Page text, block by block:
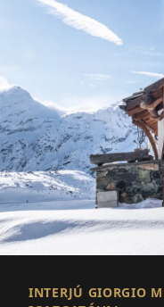
INTERJÚ GIORGIO